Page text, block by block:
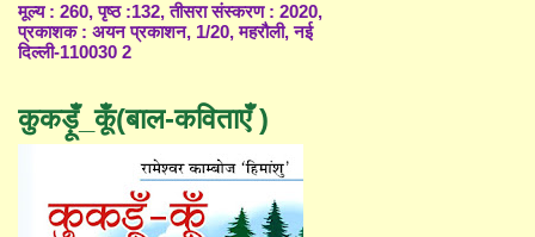
मूल्य : 260, पृष्ठ :132, तीसरा संस्करण : 2020,
प्रकाशक : अयन प्रकाशन, 1/20, महरौली, नई
दिल्ली-110030 2
कुकड़ूँ_कूँ(बाल-कविताएँ )